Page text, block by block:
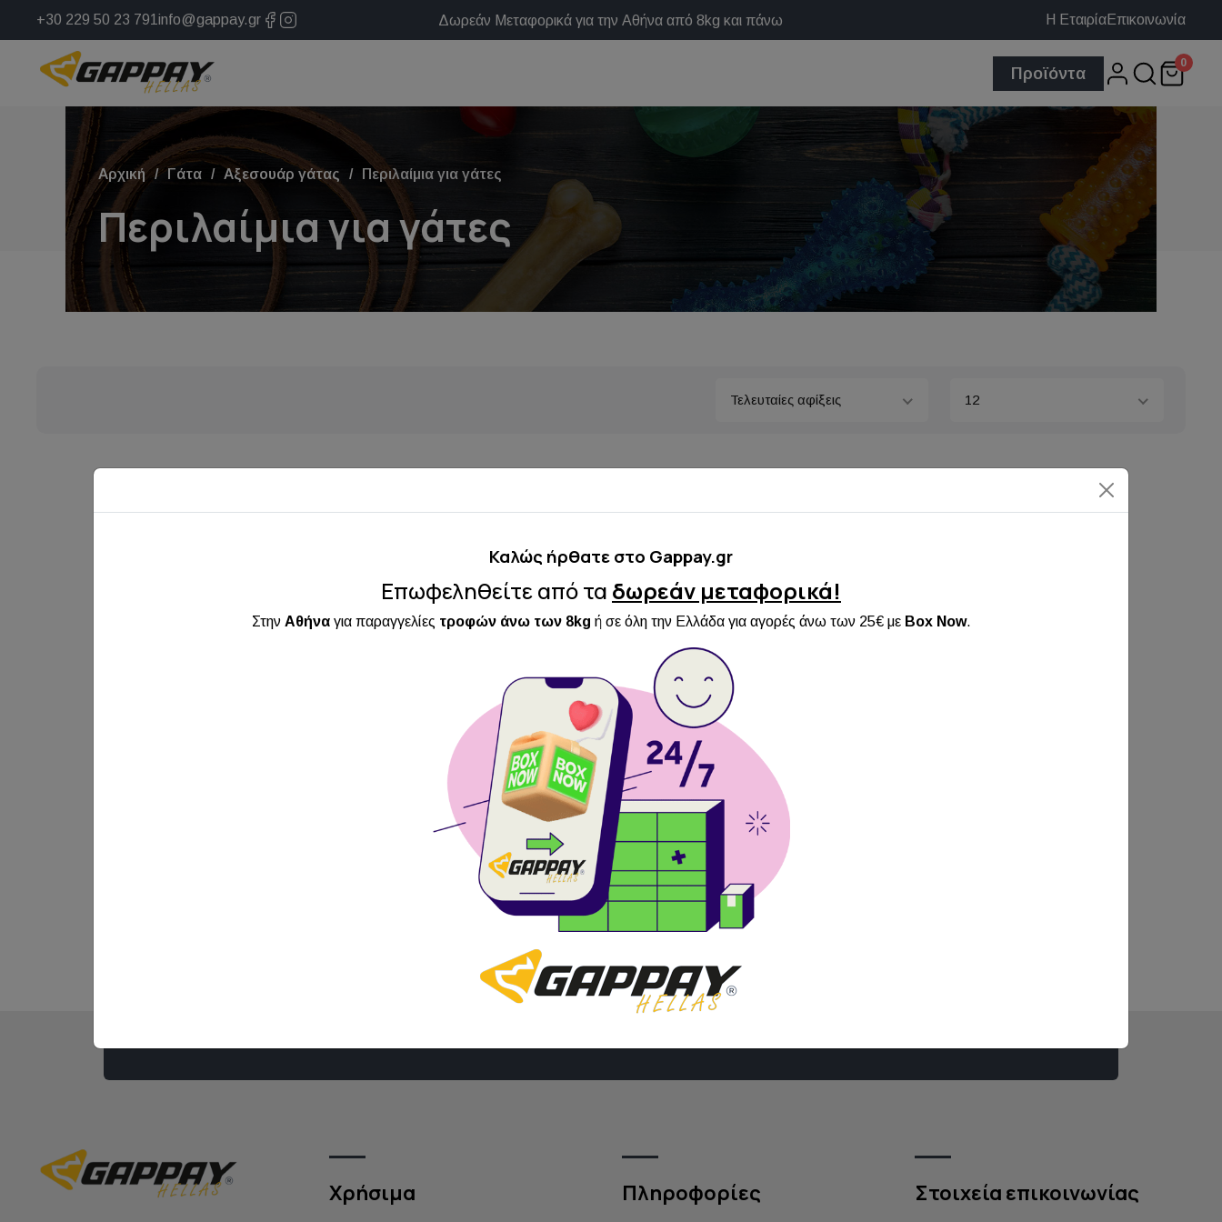
+30 229 50 23 791info@gappay.gr Δωρεάν Μεταφορικά για την Αθήνα από 8kg και πάνω Η ΕταιρίαΕπικοινωνία
Προϊόντα
0
Αρχική Γάτα Αξεσουάρ γάτας Περιλαίμια για γάτες
Περιλαίμια για γάτες
Τελευταίες αφίξεις 12
Κάντε εγγραφή στο Newsletter
Κάνε εγγραφή στο newsletter μας για να ενημερώνεσαι για όλα
Εγγραφή
Αποδέχομαι τους
Στοιχεία επικοινωνίας
Χρήσιμα Πληροφορίες
Καλώς ήρθατε στo Gappay.gr
Επωφεληθείτε από τα δωρεάν μεταφορικά!
Στην Αθήνα για παραγγελίες τροφών άνω των 8kg ή σε όλη την Ελλάδα για αγορές άνω των 25€ με Box Now.